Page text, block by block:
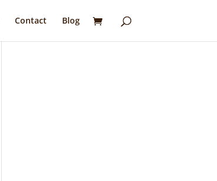
Contact Blog